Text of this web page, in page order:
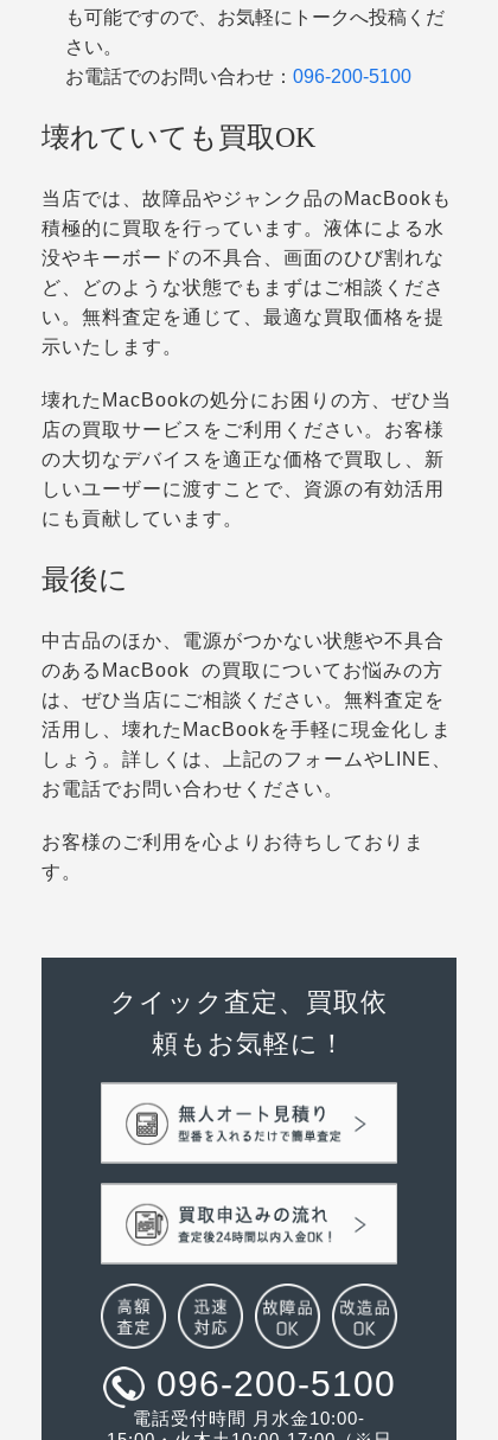
も可能ですので、お気軽にトークへ投稿くだ
さい。
お電話でのお問い合わせ： 096-200-5100
壊れていても買取OK
当店では、故障品やジャンク品のMacBookも
積極的に買取を行っています。液体による水
没やキーボードの不具合、画面のひび割れな
ど、どのような状態でもまずはご相談くださ
い。無料査定を通じて、最適な買取価格を提
示いたします。
壊れたMacBookの処分にお困りの方、ぜひ当
店の買取サービスをご利用ください。お客様
の大切なデバイスを適正な価格で買取し、新
しいユーザーに渡すことで、資源の有効活用
にも貢献しています。
最後に
中古品のほか、電源がつかない状態や不具合
のあるMacBook の買取についてお悩みの方
は、ぜひ当店にご相談ください。無料査定を
活用し、壊れたMacBookを手軽に現金化しま
しょう。詳しくは、上記のフォームやLINE、
お電話でお問い合わせください。
お客様のご利用を心よりお待ちしておりま
す。
クイック査定、買取依
頼もお気軽に！
096-200-5100
電話受付時間 月水金10:00-